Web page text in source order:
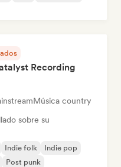
Recording
Música country
sobre su
Indie folk
Indie pop
Post punk